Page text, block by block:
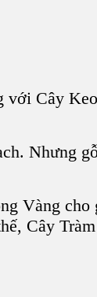
Cây
Nhưng
Vàng
Cây